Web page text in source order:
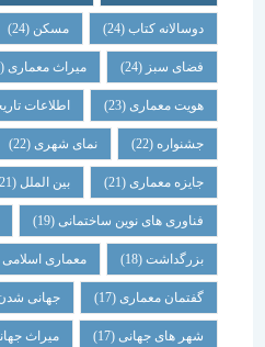
دوسالانه کتاب(24) مسکن (24)
فضای سبز(24) میراث معماری (23)
هویت معماری (23) اطلاعات تاریخی(23)
جشنواره(22) نمای شهری(22)
جایزه معماری (21) بین الملل(21)
فناوری های نوین ساختمانی(19)
بزرگداشت (18) معماری اسلامی(18)
گفتمان معماری (17) جهانی شدن(17)
شهر های جهانی(17) میراث جهانی(17)